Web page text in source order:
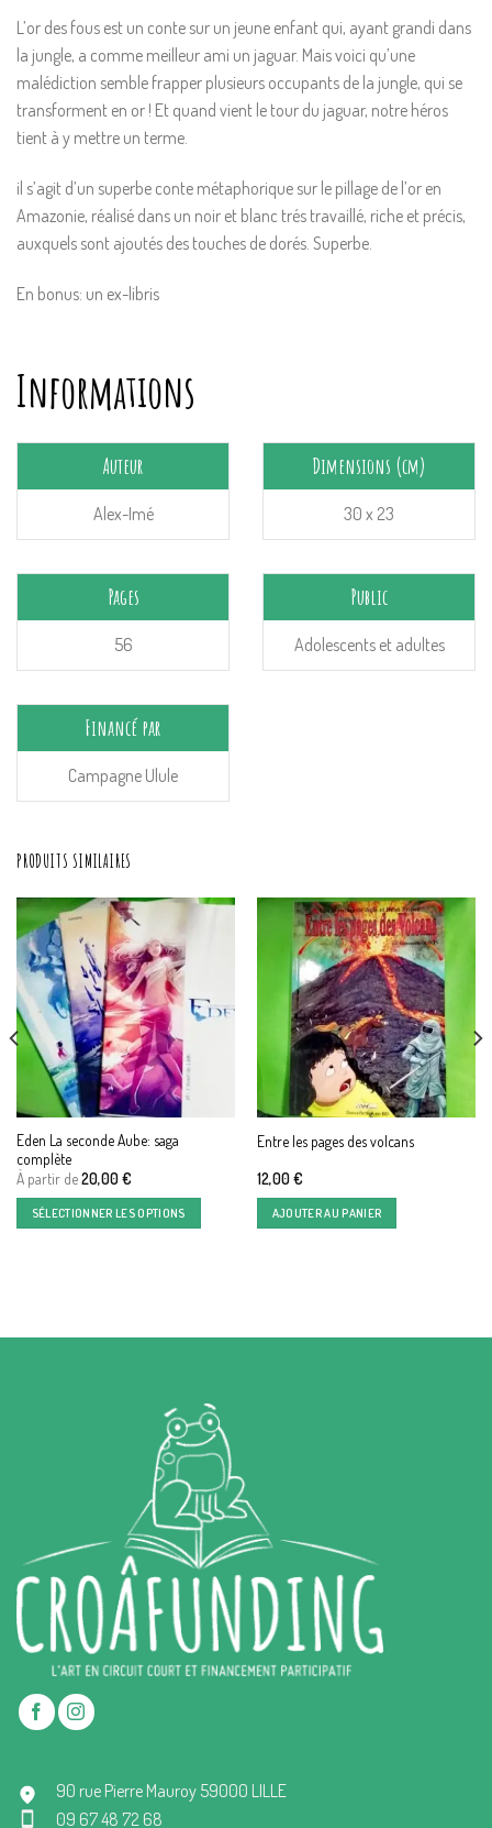
L’or des fous est un conte sur un jeune enfant qui, ayant grandi dans
la jungle, a comme meilleur ami un jaguar. Mais voici qu’une
malédiction semble frapper plusieurs occupants de la jungle, qui se
transforment en or ! Et quand vient le tour du jaguar, notre héros
tient à y mettre un terme.
il s’agit d’un superbe conte métaphorique sur le pillage de l’or en
Amazonie, réalisé dans un noir et blanc trés travaillé, riche et précis,
auxquels sont ajoutés des touches de dorés. Superbe.
En bonus: un ex-libris
Informations
Auteur
Alex-Imé
Dimensions (cm)
30 x 23
Pages
56
Public
Adolescents et adultes
Financé par
Campagne Ulule
PRODUITS SIMILAIRES
Eden La seconde Aube: saga
complète
À partir de20,00€
SÉLECTIONNER LES OPTIONS
Entre les pages des volcans
12,00€
AJOUTER AU PANIER
90 rue Pierre Mauroy 59000 LILLE
09 67 48 72 68